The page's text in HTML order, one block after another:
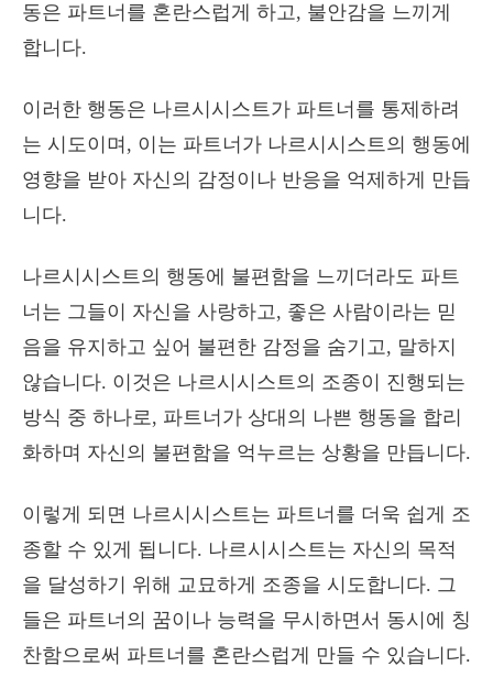
동은 파트너를 혼란스럽게 하고, 불안감을 느끼게
합니다.
이러한 행동은 나르시시스트가 파트너를 통제하려
는 시도이며, 이는 파트너가 나르시시스트의 행동에
영향을 받아 자신의 감정이나 반응을 억제하게 만듭
니다.
나르시시스트의 행동에 불편함을 느끼더라도 파트
너는 그들이 자신을 사랑하고, 좋은 사람이라는 믿
음을 유지하고 싶어 불편한 감정을 숨기고, 말하지
않습니다. 이것은 나르시시스트의 조종이 진행되는
방식 중 하나로, 파트너가 상대의 나쁜 행동을 합리
화하며 자신의 불편함을 억누르는 상황을 만듭니다.
이렇게 되면 나르시시스트는 파트너를 더욱 쉽게 조
종할 수 있게 됩니다. 나르시시스트는 자신의 목적
을 달성하기 위해 교묘하게 조종을 시도합니다. 그
들은 파트너의 꿈이나 능력을 무시하면서 동시에 칭
찬함으로써 파트너를 혼란스럽게 만들 수 있습니다.